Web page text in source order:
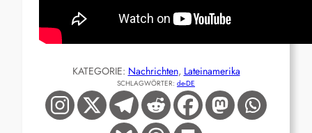
KATEGORIE: Nachrichten, Lateinamerika
SCHLAGWÖRTER: de-DE